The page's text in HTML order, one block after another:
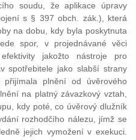
soudu, že aplikace úpravy
s § 397 obch. zák.), která
na dobu, kdy byla poskytnuta
spor, v projednávané věci
jakožto nástroje pro
spotřebitele jako slabší strany
přijímala plnění od úvěrového
na platný závazkový vztah,
kdy poté, co úvěrový dlužník
rozhodčího nálezu, jímž se
jejich vymožení v exekuci.